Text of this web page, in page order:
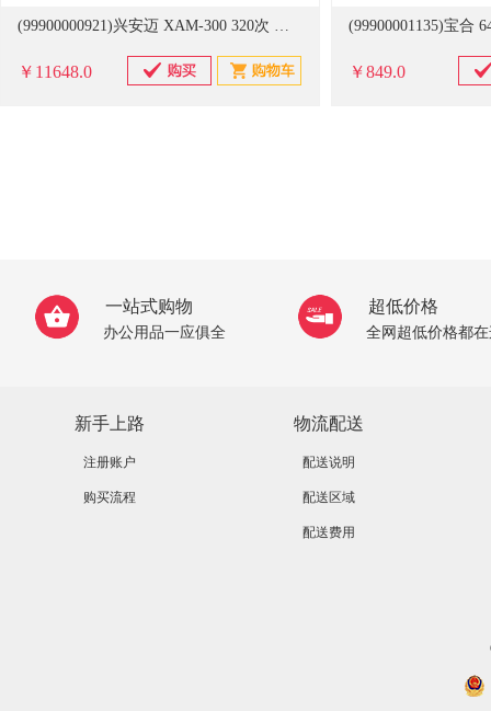
(99900000921)兴安迈 XAM-300 320次 电缆压接机 单主机(单位：台)
￥11648.0 ￥849.0
一站式购物
办公用品一应俱全
超低价格
全网超低价格都
新手上路
注册账户
购买流程
物流配送
配送说明
配送区域
配送费用